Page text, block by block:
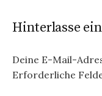
Hinterlasse
Deine E-Mail-
Erforderliche